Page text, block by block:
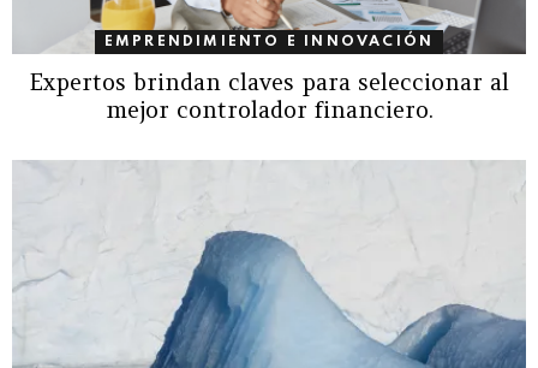
EMPRENDIMIENTO E INNOVACIÓN
Expertos brindan claves para seleccionar al
mejor controlador financiero.